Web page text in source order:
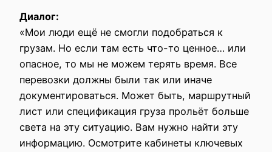
Диалог:
«Мои люди ещё не смогли подобраться к
грузам. Но если там есть что-то ценное… или
опасное, то мы не можем терять время. Все
перевозки должны были так или иначе
документироваться. Может быть, маршрутный
лист или спецификация груза прольёт больше
света на эту ситуацию. Вам нужно найти эту
информацию. Осмотрите кабинеты ключевых